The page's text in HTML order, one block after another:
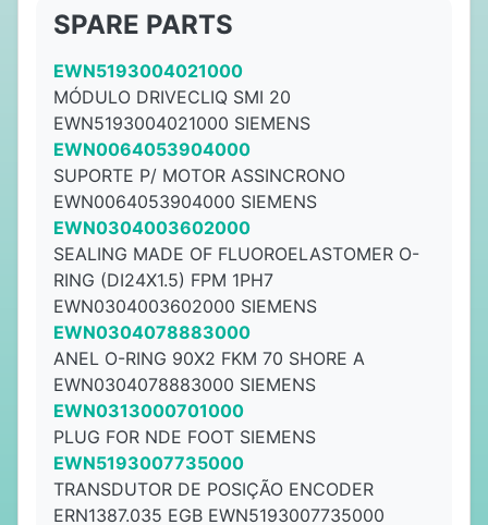
SPARE PARTS
EWN5193004021000
MÓDULO DRIVECLIQ SMI 20
EWN5193004021000 SIEMENS
EWN0064053904000
SUPORTE P/ MOTOR ASSINCRONO
EWN0064053904000 SIEMENS
EWN0304003602000
SEALING MADE OF FLUOROELASTOMER O-
RING (DI24X1.5) FPM 1PH7
EWN0304003602000 SIEMENS
EWN0304078883000
ANEL O-RING 90X2 FKM 70 SHORE A
EWN0304078883000 SIEMENS
EWN0313000701000
PLUG FOR NDE FOOT SIEMENS
EWN5193007735000
TRANSDUTOR DE POSIÇÃO ENCODER
ERN1387.035 EGB EWN5193007735000